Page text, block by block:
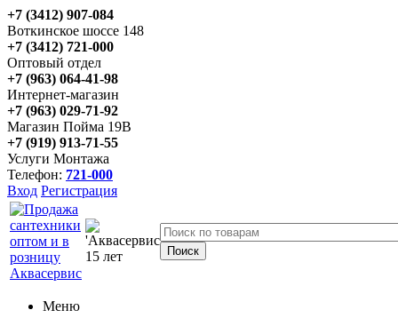
+7 (3412) 907-084
Воткинское шоссе 148
+7 (3412) 721-000
Оптовый отдел
+7 (963) 064-41-98
Интернет-магазин
+7 (963) 029-71-92
Магазин Пойма 19В
+7 (919) 913-71-55
Услуги Монтажа
Телефон: 721-000
Вход Регистрация
Меню